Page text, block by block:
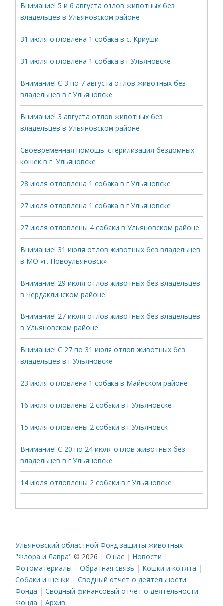
Внимание! 5 и 6 августа отлов животных без
владельцев в Ульяновском районе
31 июля отловлена 1 собака в с. Криуши
31 июля отловлена 1 собака в г.Ульяновске
Внимание! С 3 по 7 августа отлов животных без
владельцев в г.Ульяновске
Внимание! 3 августа отлов животных без
владельцев в Ульяновском районе
Своевременная помощь: стерилизация бездомных
кошек в г. Ульяновске
28 июля отловлена 1 собака в г.Ульяновске
27 июля отловлена 1 собака в г.Ульяновске
27 июля отловлены 4 собаки в Ульяновском районе
Внимание! 31 июля отлов животных без владельцев
в МО «г. Новоульяновск»
Внимание! 29 июля отлов животных без владельцев
в Чердаклинском районе
Внимание! 27 июля отлов животных без владельцев
в Ульяновском районе
Внимание! С 27 по 31 июля отлов животных без
владельцев в г.Ульяновске
23 июля отловлена 1 собака в Майнском районе
16 июля отловлены 2 собаки в г.Ульяновске
15 июля отловлены 2 собаки в г.Ульяновск
Внимание! С 20 по 24 июля отлов животных без
владельцев в г.Ульяновске
14 июля отловлены 2 собаки в г.Ульяновске
Ульяновский областной Фонд защиты животных
"Флора и Лавра" © 2026 О нас
Новости
Фотоматериалы
Обратная связь
Кошки и котята
Собаки и щенки
Сводный отчет о деятельности
Фонда
Сводный финансовый отчет о деятельности
Фонда
Архив